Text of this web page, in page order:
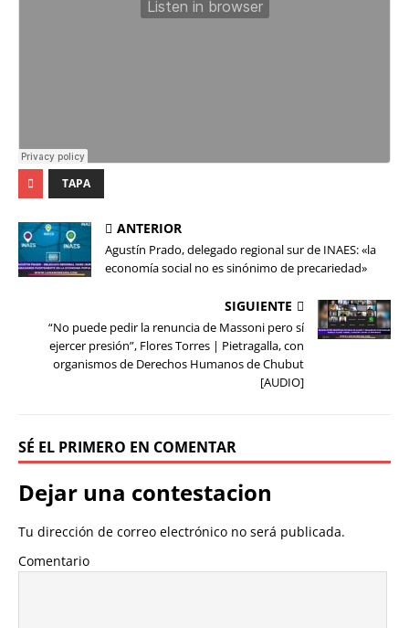
TAPA
ANTERIOR
Agustín Prado, delegado regional sur de INAES: «la
economía social no es sinónimo de precariedad»
SIGUIENTE
“No puede pedir la renuncia de Massoni pero sí
ejercer presión”, Flores Torres | Pietragalla, con
organismos de Derechos Humanos de Chubut
[AUDIO]
SÉ EL PRIMERO EN COMENTAR
Dejar una contestacion
Tu dirección de correo electrónico no será publicada.
Comentario